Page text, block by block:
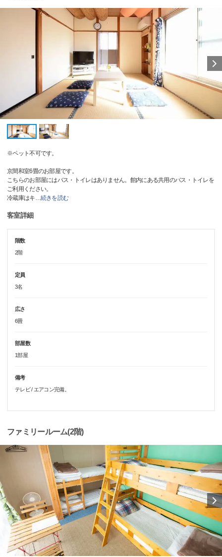
※ペット不可です。
京間和室6畳のお部屋です。
こちらのお部屋にはバス・トイレはありません。館内にある共用のバス・トイレを
ご利用ください。
冷蔵庫はキ…続きを読む
客室詳細
階数
2階
定員
3名
広さ
6畳
部屋数
1部屋
備考
テレビ / エアコン完備。
ファミリールーム(2階)